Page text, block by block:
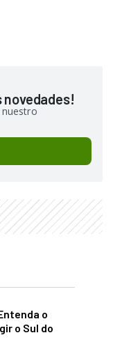
novedades!
o
o Sul do